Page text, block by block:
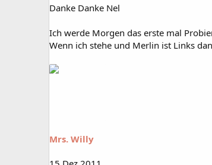
Danke Danke Nel
Ich werde Morgen das erste mal
Wenn ich stehe und Merlin ist Links
Mrs. Willy